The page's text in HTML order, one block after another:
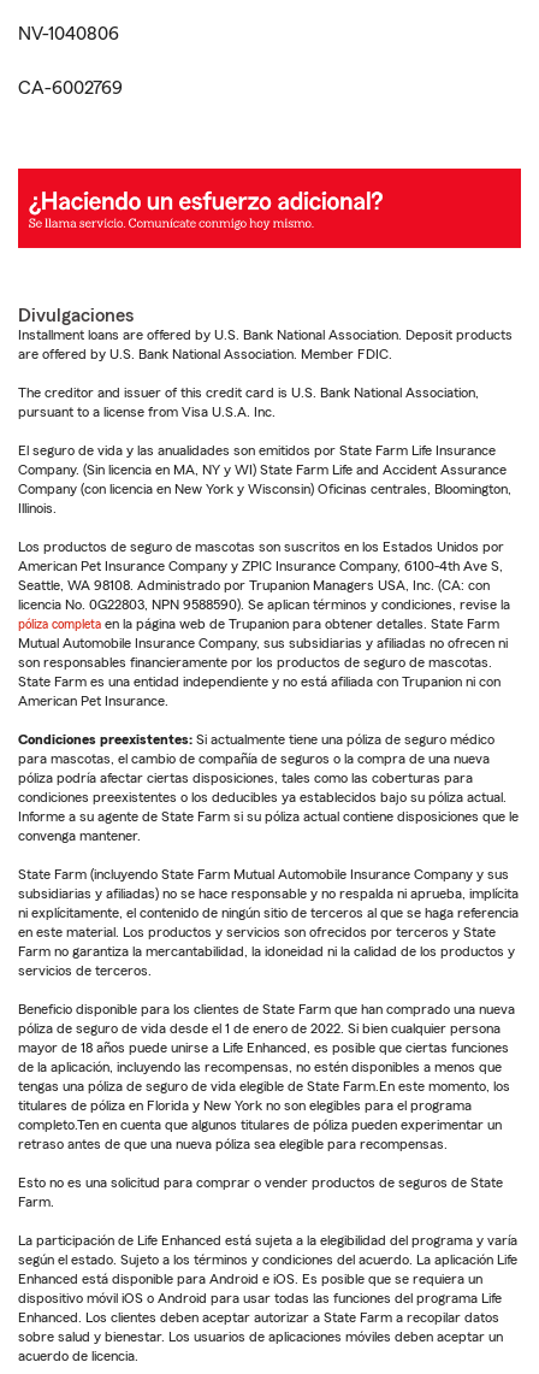
NV-1040806
CA-6002769
Divulgaciones
Installment loans are offered by U.S. Bank National Association. Deposit products
are offered by U.S. Bank National Association. Member FDIC.
The creditor and issuer of this credit card is U.S. Bank National Association,
pursuant to a license from Visa U.S.A. Inc.
El seguro de vida y las anualidades son emitidos por State Farm Life Insurance
Company. (Sin licencia en MA, NY y WI) State Farm Life and Accident Assurance
Company (con licencia en New York y Wisconsin) Oficinas centrales, Bloomington,
Illinois.
Los productos de seguro de mascotas son suscritos en los Estados Unidos por
American Pet Insurance Company y ZPIC Insurance Company, 6100-4th Ave S,
Seattle, WA 98108. Administrado por Trupanion Managers USA, Inc. (CA: con
licencia No. 0G22803, NPN 9588590). Se aplican términos y condiciones, revise la
póliza completa en la página web de Trupanion para obtener detalles. State Farm
Mutual Automobile Insurance Company, sus subsidiarias y afiliadas no ofrecen ni
son responsables financieramente por los productos de seguro de mascotas.
State Farm es una entidad independiente y no está afiliada con Trupanion ni con
American Pet Insurance.
Condiciones preexistentes: Si actualmente tiene una póliza de seguro médico
para mascotas, el cambio de compañía de seguros o la compra de una nueva
póliza podría afectar ciertas disposiciones, tales como las coberturas para
condiciones preexistentes o los deducibles ya establecidos bajo su póliza actual.
Informe a su agente de State Farm si su póliza actual contiene disposiciones que le
convenga mantener.
State Farm (incluyendo State Farm Mutual Automobile Insurance Company y sus
subsidiarias y afiliadas) no se hace responsable y no respalda ni aprueba, implícita
ni explícitamente, el contenido de ningún sitio de terceros al que se haga referencia
en este material. Los productos y servicios son ofrecidos por terceros y State
Farm no garantiza la mercantabilidad, la idoneidad ni la calidad de los productos y
servicios de terceros.
Beneficio disponible para los clientes de State Farm que han comprado una nueva
póliza de seguro de vida desde el 1 de enero de 2022. Si bien cualquier persona
mayor de 18 años puede unirse a Life Enhanced, es posible que ciertas funciones
de la aplicación, incluyendo las recompensas, no estén disponibles a menos que
tengas una póliza de seguro de vida elegible de State Farm.En este momento, los
titulares de póliza en Florida y New York no son elegibles para el programa
completo.Ten en cuenta que algunos titulares de póliza pueden experimentar un
retraso antes de que una nueva póliza sea elegible para recompensas.
Esto no es una solicitud para comprar o vender productos de seguros de State
Farm.
La participación de Life Enhanced está sujeta a la elegibilidad del programa y varía
según el estado. Sujeto a los términos y condiciones del acuerdo. La aplicación Life
Enhanced está disponible para Android e iOS. Es posible que se requiera un
dispositivo móvil iOS o Android para usar todas las funciones del programa Life
Enhanced. Los clientes deben aceptar autorizar a State Farm a recopilar datos
sobre salud y bienestar. Los usuarios de aplicaciones móviles deben aceptar un
acuerdo de licencia.